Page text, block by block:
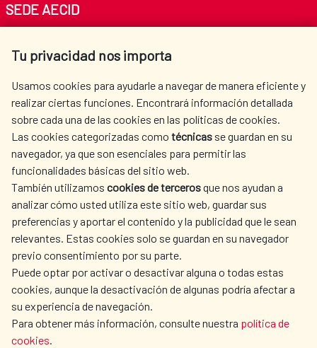
Tu privacidad nos importa
Usamos cookies para ayudarle a navegar de manera eficiente y
realizar ciertas funciones. Encontrará información detallada
sobre cada una de las cookies en las políticas de cookies.
Las cookies categorizadas como técnicas se guardan en su
navegador, ya que son esenciales para permitir las
funcionalidades básicas del sitio web.
También utilizamos cookies de tercerosque nos ayudan a
analizar cómo usted utiliza este sitio web, guardar sus
preferencias y aportar el contenido y la publicidad que le sean
relevantes. Estas cookies solo se guardan en su navegador
previo consentimiento por su parte.
Puede optar por activar o desactivar alguna o todas estas
cookies, aunque la desactivación de algunas podría afectar a
su experiencia de navegación.
Para obtener más información, consulte nuestra política de
cookies.
SEDE AECID
Tel. +34 900 20 30 54​​​​​​​
AECID
WHERE DO WE COOPERATE?
SPANISH HUMANITARIAN
ACTION
PRESS ROOM
CULTURE AND SCIENCE LIBRARY
OUR SOCIAL MEDIA